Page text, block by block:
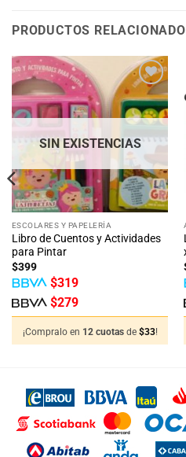
PRODUCTOS
Añadir
a la
lista
deseos
SIN EXISTENCIAS
ESCOLARES Y PAPELERÍA
Libro de Cuentos y Actividades
para Pintar
$399
$319
$279
¡Compralo en 12 cuotas de $33!